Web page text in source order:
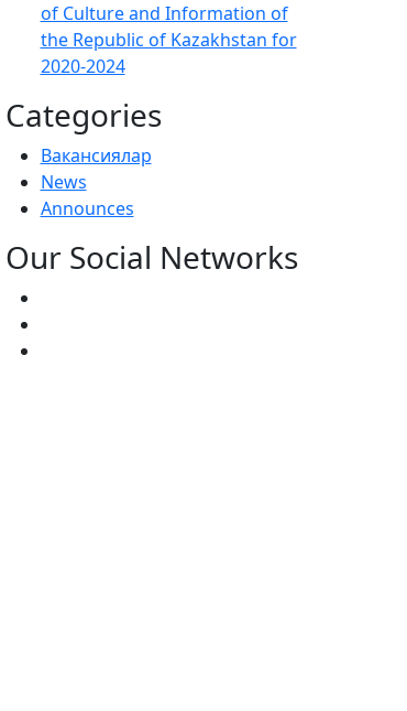
of Culture and Information of
the Republic of Kazakhstan for
2020-2024
Categories
Вакансиялар
News
Announces
Our Social Networks